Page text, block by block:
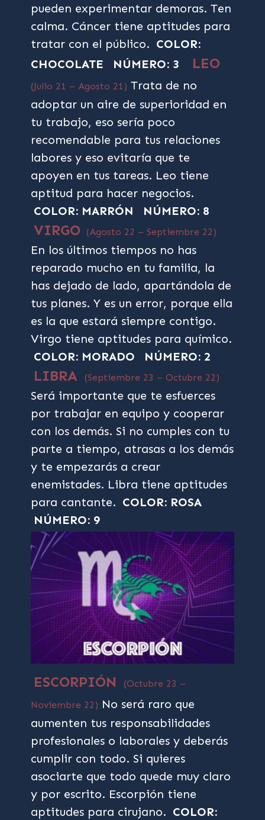
pueden experimentar demoras. Ten
calma. Cáncer tiene aptitudes para
tratar con el público. COLOR:
CHOCOLATE
NÚMERO: 3 LEO
(Julio 21 – Agosto 21) Trata de no
adoptar un aire de superioridad en
tu trabajo, eso sería poco
recomendable para tus relaciones
labores y eso evitaría que te
apoyen en tus tareas. Leo tiene
aptitud para hacer negocios.
COLOR: MARRÓN
NÚMERO: 8
VIRGO (Agosto 22 – Septiembre 22)
En los últimos tiempos no has
reparado mucho en tu familia, la
has dejado de lado, apartándola de
tus planes. Y es un error, porque ella
es la que estará siempre contigo.
Virgo tiene aptitudes para químico.
COLOR: MORADO
NÚMERO: 2
LIBRA (Septiembre 23 – Octubre 22)
Será importante que te esfuerces
por trabajar en equipo y cooperar
con los demás. Si no cumples con tu
parte a tiempo, atrasas a los demás
y te empezarás a crear
enemistades. Libra tiene aptitudes
para cantante. COLOR: ROSA
NÚMERO: 9
ESCORPIÓN
(Octubre 23 –
Noviembre 22) No será raro que
aumenten tus responsabilidades
profesionales o laborales y deberás
cumplir con todo. Si quieres
asociarte que todo quede muy claro
y por escrito. Escorpión tiene
aptitudes para cirujano. COLOR: